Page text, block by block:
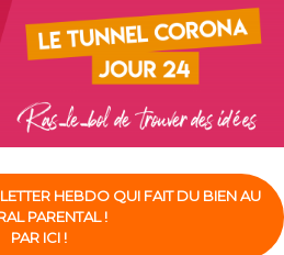
HEBDO QUI FAIT DU BIEN AU
PARENTAL !
PAR ICI !